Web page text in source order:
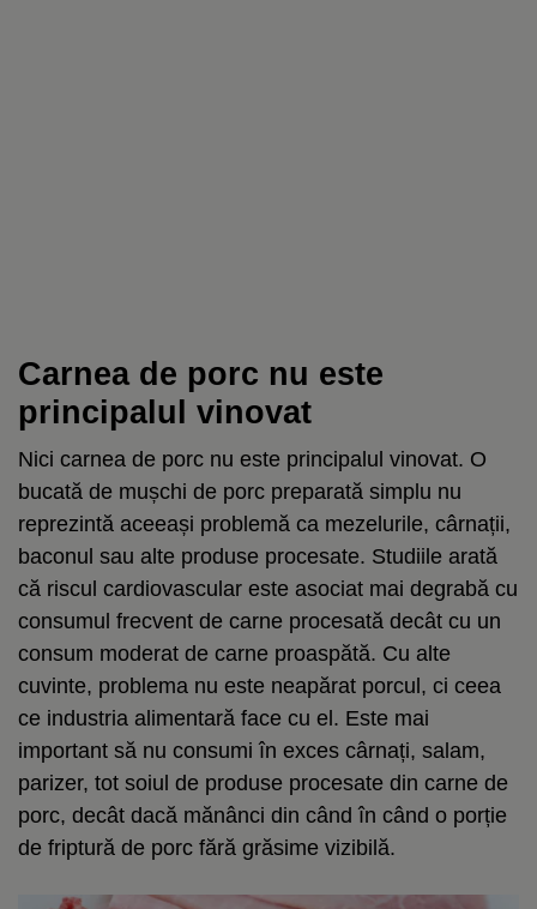
Carnea de porc nu este
principalul vinovat
Nici carnea de porc nu este principalul vinovat. O
bucată de mușchi de porc preparată simplu nu
reprezintă aceeași problemă ca mezelurile, cârnații,
baconul sau alte produse procesate. Studiile arată
că riscul cardiovascular este asociat mai degrabă cu
consumul frecvent de carne procesată decât cu un
consum moderat de carne proaspătă. Cu alte
cuvinte, problema nu este neapărat porcul, ci ceea
ce industria alimentară face cu el. Este mai
important să nu consumi în exces cârnați, salam,
parizer, tot soiul de produse procesate din carne de
porc, decât dacă mănânci din când în când o porție
de friptură de porc fără grăsime vizibilă.